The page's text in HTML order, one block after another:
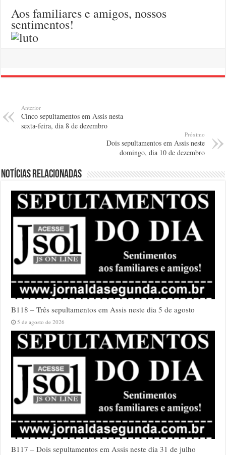
Aos familiares e amigos, nossos
sentimentos!
Anterior
Cinco sepultamentos em Assis nesta
sexta-feira, dia 8 de dezembro
Próximo
Dois sepultamentos em Assis neste
domingo, dia 10 de dezembro
Notícias relacionadas
B118 – Três sepultamentos em Assis neste dia 5 de agosto
5 de agosto de 2026
B117 – Dois sepultamentos em Assis neste dia 31 de julho